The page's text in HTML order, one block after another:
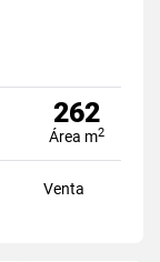
262
Área m2
Venta